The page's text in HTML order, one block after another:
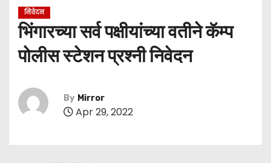
निवेदन
भिंगारच्या सर्व पक्षीयांच्या वतीने कॅम्प
पोलीस स्टेशन प्रश्‍नी निवेदन
By Mirror
Apr 29, 2022